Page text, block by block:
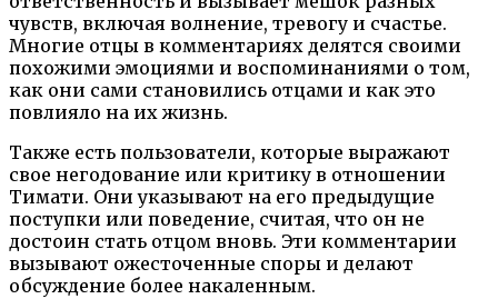
чувств, включая волнение, тревогу и счастье.
Многие отцы в комментариях делятся своими
похожими эмоциями и воспоминаниями о том,
как они сами становились отцами и как это
повлияло на их жизнь.
Также есть пользователи, которые выражают
свое негодование или критику в отношении
Тимати. Они указывают на его предыдущие
поступки или поведение, считая, что он не
достоин стать отцом вновь. Эти комментарии
вызывают ожесточенные споры и делают
обсуждение более накаленным.